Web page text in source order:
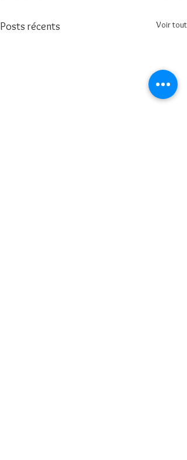
Posts récents Voir tout